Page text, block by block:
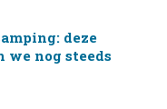
deze
we nog steeds